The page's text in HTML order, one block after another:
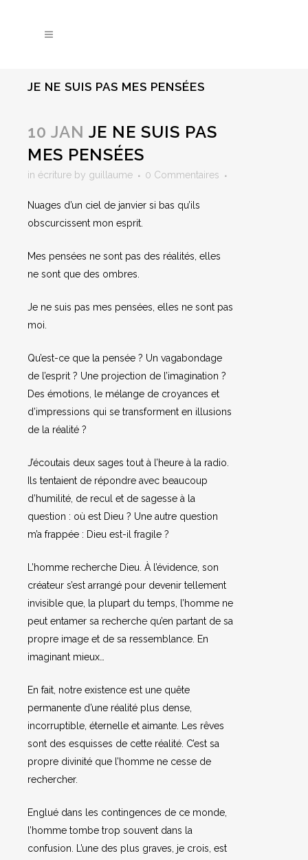
JE NE SUIS PAS MES PENSÉES
10 JAN JE NE SUIS PAS
MES PENSÉES
in écriture by guillaume 0 Commentaires
Nuages d’un ciel de janvier si bas qu’ils
obscurcissent mon esprit.
Mes pensées ne sont pas des réalités, elles
ne sont que des ombres.
Je ne suis pas mes pensées, elles ne sont pas
moi.
Qu’est-ce que la pensée ? Un vagabondage
de l’esprit ? Une projection de l’imagination ?
Des émotions, le mélange de croyances et
d’impressions qui se transforment en illusions
de la réalité ?
J’écoutais deux sages tout à l’heure à la radio.
Ils tentaient de répondre avec beaucoup
d’humilité, de recul et de sagesse à la
question : où est Dieu ? Une autre question
m’a frappée : Dieu est-il fragile ?
L’homme recherche Dieu. À l’évidence, son
créateur s’est arrangé pour devenir tellement
invisible que, la plupart du temps, l’homme ne
peut entamer sa recherche qu’en partant de sa
propre image et de sa ressemblance. En
imaginant mieux…
En fait, notre existence est une quête
permanente d’une réalité plus dense,
incorruptible, éternelle et aimante. Les rêves
sont des esquisses de cette réalité. C’est sa
propre divinité que l’homme ne cesse de
rechercher.
Englué dans les contingences de ce monde,
l’homme tombe trop souvent dans la
confusion. L’une des plus graves, je crois, est